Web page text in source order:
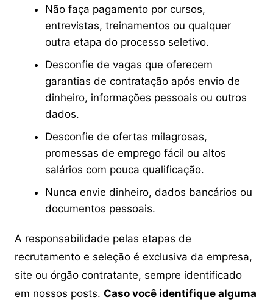
Não faça pagamento por cursos,
entrevistas, treinamentos ou qualquer
outra etapa do processo seletivo.
Desconfie de vagas que oferecem
garantias de contratação após envio de
dinheiro, informações pessoais ou outros
dados.
Desconfie de ofertas milagrosas,
promessas de emprego fácil ou altos
salários com pouca qualificação.
Nunca envie dinheiro, dados bancários ou
documentos pessoais.
A responsabilidade pelas etapas de
recrutamento e seleção é exclusiva da empresa,
site ou órgão contratante, sempre identificado
em nossos posts. Caso você identifique alguma